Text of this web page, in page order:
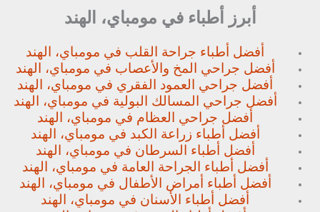
أبرز أطباء في مومباي، الهند
أفضل أطباء جراحة القلب في مومباي، الهند
أفضل جراحي المخ والأعصاب في مومباي، الهند
أفضل جراحي العمود الفقري في مومباي، الهند
أفضل جراحي المسالك البولية في مومباي، الهند
أفضل جراحي العظام في مومباي، الهند
أفضل أطباء زراعة الكبد في مومباي، الهند
أفضل أطباء السرطان في مومباي، الهند
أفضل أطباء الجراحة العامة في مومباي، الهند
أفضل أطباء أمراض الأطفال في مومباي، الهند
أفضل أطباء الأسنان في مومباي، الهند